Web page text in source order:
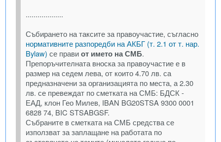
...................
Събирането на таксите за правоучастие, съгласно
нормативните разпоредби на АКБГ (т. 2.1 от т. нар.
Bylaw) се правиот името на СМБ.
Препоръчителната вноска за правоучастие е в
размер на седем лева, от които 4.70 лв. са
предназначени за организацията по места, а 2.30
лв. се превеждат по сметката на СМБ: БДСК -
ЕАД, клон Гео Милев, IBAN BG20STSA 9300 0001
6828 74, BIC STSABGSF.
Събраните в сметката на СМБ средства се
използват за заплащане на работата по